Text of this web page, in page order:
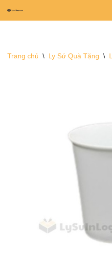
dung
Trang chủ \ Ly Sứ Quà Tặng \